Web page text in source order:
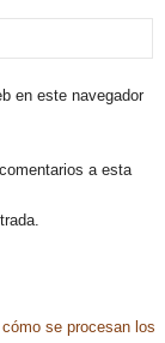
en este navegador
a esta
se procesan los